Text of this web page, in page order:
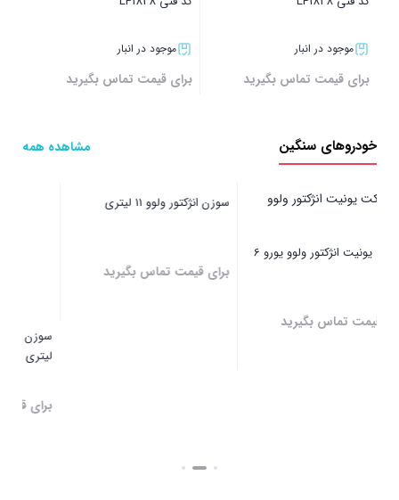
موجود در انبار
برای قیمت تماس بگیرید
موجود در انبار
برای قیمت تماس بگیرید
خودروهای سنگین مشاهده همه
سوزن انژکتور ولوو 11 لیتری